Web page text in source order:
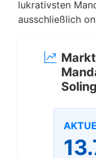
lukrativsten
ausschließlich